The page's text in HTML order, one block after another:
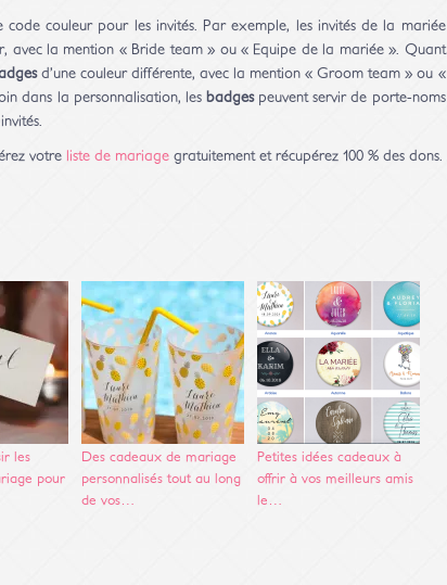
couleur pour les invités. Par exemple, les invités de la mariée
avec la mention « Bride team » ou « Equipe de la mariée ». Quant
d’une couleur différente, avec la mention « Groom team » ou «
dans la personnalisation, les badgespeuvent servir de porte-noms
votre liste de mariage gratuitement et récupérez 100 % des dons.
les
pour
Des cadeaux de mariage
personnalisés tout au long
de vos…
Petites idées cadeaux à
offrir à vos meilleurs amis
le…